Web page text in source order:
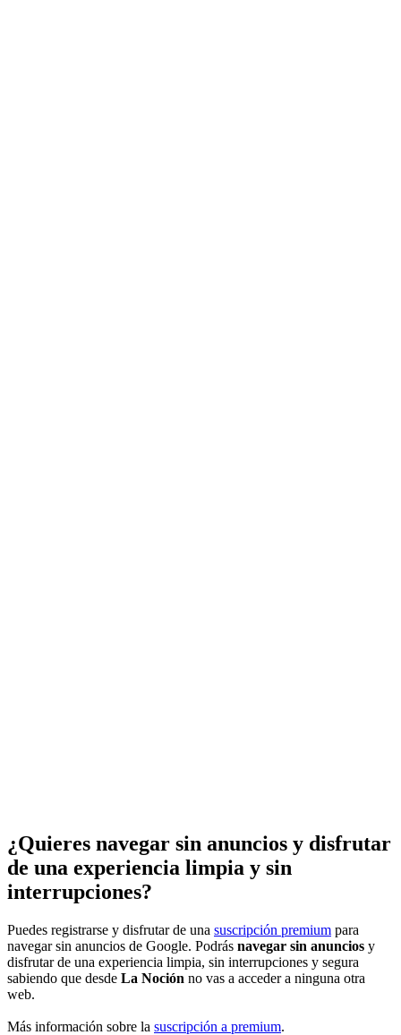
¿Quieres navegar sin anuncios y disfrutar
de una experiencia limpia y sin
interrupciones?
Puedes registrarse y disfrutar de una suscripción premium para
navegar sin anuncios de Google. Podrás navegar sin anuncios y
disfrutar de una experiencia limpia, sin interrupciones y segura
sabiendo que desde La Noción no vas a acceder a ninguna otra
web.
Más información sobre la suscripción a premium.